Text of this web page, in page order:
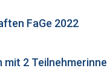
FaGe 2022
2